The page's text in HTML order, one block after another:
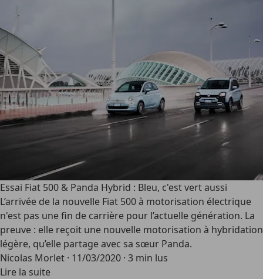
Essai Fiat 500 & Panda Hybrid : Bleu, c'est vert aussi
L’arrivée de la nouvelle Fiat 500 à motorisation électrique
n'est pas une fin de carrière pour l’actuelle génération. La
preuve : elle reçoit une nouvelle motorisation à hybridation
légère, qu’elle partage avec sa sœur Panda.
Nicolas Morlet · 11/03/2020 · 3 min lus
Lire la suite